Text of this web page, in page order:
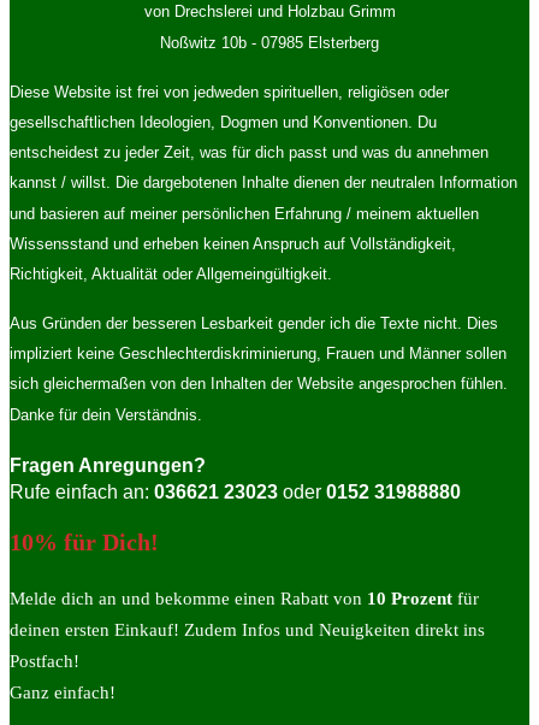
von Drechslerei und Holzbau Grimm
Noßwitz 10b - 07985 Elsterberg
Diese Website ist frei von jedweden spirituellen, religiösen oder
gesellschaftlichen Ideologien, Dogmen und Konventionen. Du
entscheidest zu jeder Zeit, was für dich passt und was du annehmen
kannst / willst. Die dargebotenen Inhalte dienen der neutralen Information
und basieren auf meiner persönlichen Erfahrung / meinem aktuellen
Wissensstand und erheben keinen Anspruch auf Vollständigkeit,
Richtigkeit, Aktualität oder Allgemeingültigkeit.
Aus Gründen der besseren Lesbarkeit gender ich die Texte nicht. Dies
impliziert keine Geschlechterdiskriminierung, Frauen und Männer sollen
sich gleichermaßen von den Inhalten der Website angesprochen fühlen.
Danke für dein Verständnis.
Fragen Anregungen?
Rufe einfach an: 036621 23023 oder 0152 31988880
10% für Dich!
Melde dich an und bekomme einen Rabatt von 10 Prozent für
deinen ersten Einkauf! Zudem Infos und Neuigkeiten direkt ins
Postfach!
Ganz einfach!